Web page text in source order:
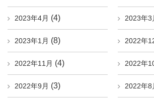
2023年4月 (4) 2023年3
2023年1月 (8) 2022年
2022年11月 (4) 2022年
2022年9月 (3) 2022年8